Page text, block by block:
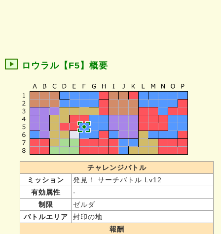
ロウラル【F5】概要
チャレンジバトル
ミッション
発見！ サーチバトル Lv12
有効属性
-
制限
ゼルダ
バトルエリア
封印の地
報酬